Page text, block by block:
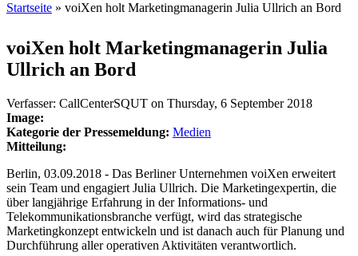
Startseite » voiXen holt Marketingmanagerin Julia Ullrich an Bord
voiXen holt Marketingmanagerin Julia
Ullrich an Bord
Verfasser: CallCenterSQUT on Thursday, 6 September 2018
Image:
Kategorie der Pressemeldung: Medien
Mitteilung:
Berlin, 03.09.2018 - Das Berliner Unternehmen voiXen erweitert
sein Team und engagiert Julia Ullrich. Die Marketingexpertin, die
über langjährige Erfahrung in der Informations- und
Telekommunikationsbranche verfügt, wird das strategische
Marketingkonzept entwickeln und ist danach auch für Planung und
Durchführung aller operativen Aktivitäten verantwortlich.